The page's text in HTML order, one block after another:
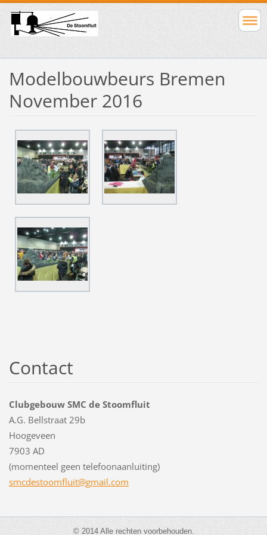
Modelbouwbeurs Bremen
November 2016
Contact
Clubgebouw SMC de Stoomfluit
A.G. Bellstraat 29b
Hoogeveen
7903 AD
(momenteel geen telefoonaanluiting)
smcdestoomfluit@gmail.com
© 2014 Alle rechten voorbehouden.